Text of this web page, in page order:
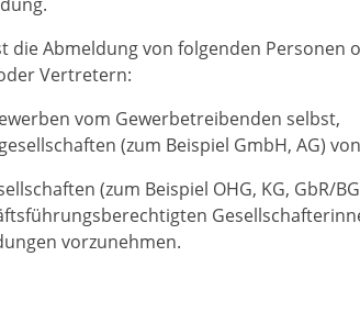
die Abmeldung von folgenden Personen
Vertretern:
vom Gewerbetreibenden selbst,
(zum Beispiel GmbH, AG)
(zum Beispiel OHG, KG, GbR/
vorzunehmen.